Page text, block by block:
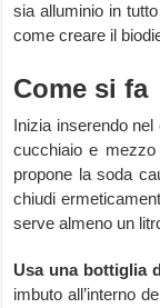
sia alluminio in
come creare il
Come si fa
Inizia inserendo
cucchiaio e
propone la soda
chiudi
serve almeno un
Usa una bottiglia
imbuto all’interno